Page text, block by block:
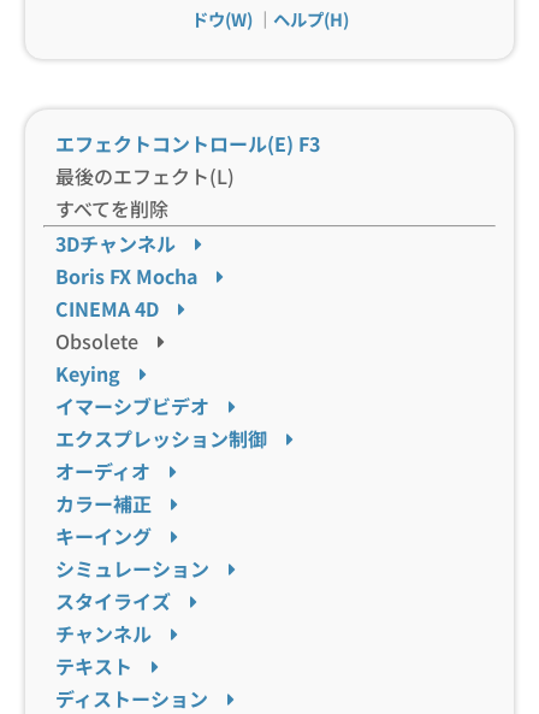
ドウ(W)｜ ヘルプ(H)
エフェクトコントロール(E) F3
最後のエフェクト(L)
すべてを削除
3Dチャンネル
Boris FX Mocha
CINEMA 4D
Obsolete
Keying
イマーシブビデオ
エクスプレッション制御
オーディオ
カラー補正
キーイング
シミュレーション
スタイライズ
チャンネル
テキスト
ディストーション